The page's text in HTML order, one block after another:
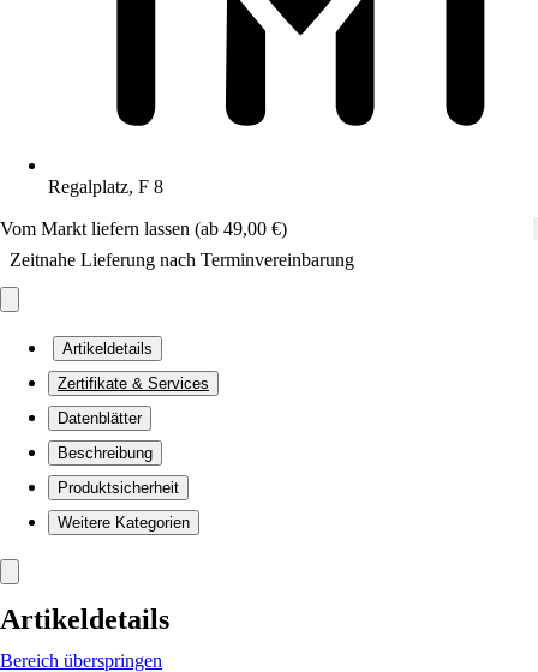
Regalplatz, F 8
Vom Markt liefern lassen (ab 49,00 €)
Zeitnahe Lieferung nach Terminvereinbarung
Artikeldetails
Zertifikate & Services
Datenblätter
Beschreibung
Produktsicherheit
Weitere Kategorien
Artikeldetails
Bereich überspringen